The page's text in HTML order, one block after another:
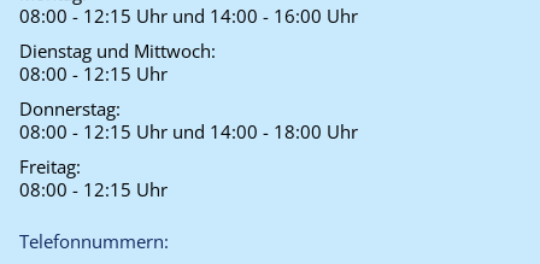
08:00 - 12:15 Uhr und 14:00 - 16:00 Uhr
Dienstag und Mittwoch:
08:00 - 12:15 Uhr
Donnerstag:
08:00 - 12:15 Uhr und 14:00 - 18:00 Uhr
Freitag:
08:00 - 12:15 Uhr
Telefonnummern: